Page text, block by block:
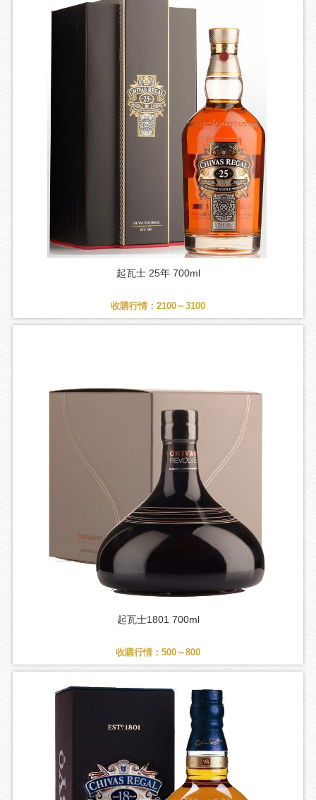
起瓦士 25年 700ml
收購行情：2100～3100
起瓦士1801 700ml
收購行情：500～800